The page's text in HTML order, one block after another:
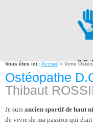
PRENDRE
Vous êtes ici :Accueil > Votre
Ostéopathe
Thibaut
Je suis ancien sportif de haut
de vivre de ma passion qui